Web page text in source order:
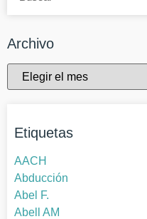
Archivo
Etiquetas
AACH
Abducción
Abel F.
Abell AM